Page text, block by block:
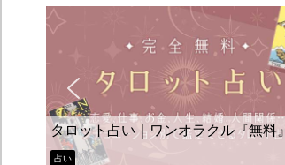
タロット占い｜ワンオラクル『無料』
占い